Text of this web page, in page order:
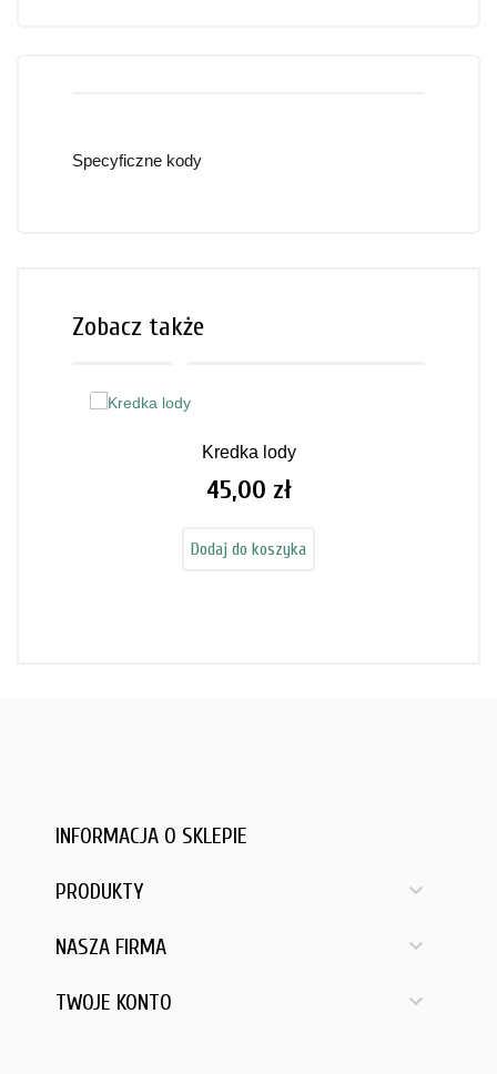
Specyficzne kody
Zobacz także
Kredka lody
Cena
45,00 zł
Dodaj do koszyka
INFORMACJA O SKLEPIE
PRODUKTY 
NASZA FIRMA 
TWOJE KONTO 